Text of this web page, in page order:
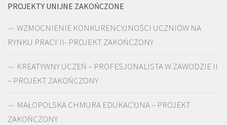
PROJEKTY UNIJNE ZAKOŃCZONE
WZMOCNIENIE KONKURENCYJNOŚCI UCZNIÓW NA
RYNKU PRACY II- PROJEKT ZAKOŃCZONY
KREATYWNY UCZEŃ – PROFESJONALISTA W ZAWODZIE II
– PROJEKT ZAKOŃCZONY
MAŁOPOLSKA CHMURA EDUKACYJNA – PROJEKT
ZAKOŃCZONY